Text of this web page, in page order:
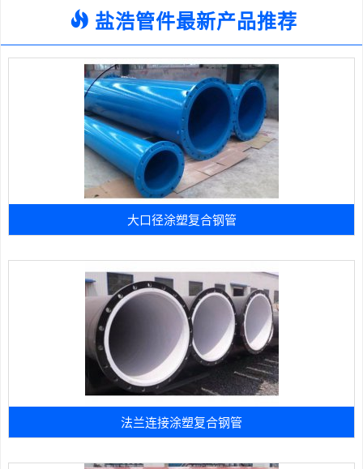
盐浩管件最新产品推荐
大口径涂塑复合钢管
法兰连接涂塑复合钢管